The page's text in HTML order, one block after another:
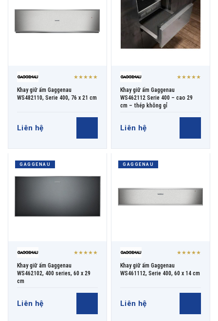
★★★★★
Khay giữ ấm Gaggenau
WS482110, Serie 400, 76 x 21 cm
Liên hệ
★★★★★
Khay giữ ấm Gaggenau
WS462112 Serie 400 – cao 29
cm – thép không gỉ
Liên hệ
GAGGENAU
★★★★★
Khay giữ ấm Gaggenau
WS462102, 400 series, 60 x 29
cm
Liên hệ
GAGGENAU
★★★★★
Khay giữ ấm Gaggenau
WS461112, Serie 400, 60 x 14 cm
Liên hệ